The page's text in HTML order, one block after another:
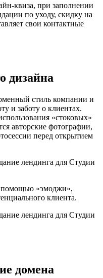
квиза, при заполнении
по уходу, скидку на
свои контактные
дизайна
стиль компании и
и заботу о клиентах.
«стоковых»
авторские фотографии,
перед открытием
помощью «эмоджи»,
клиента.
домена